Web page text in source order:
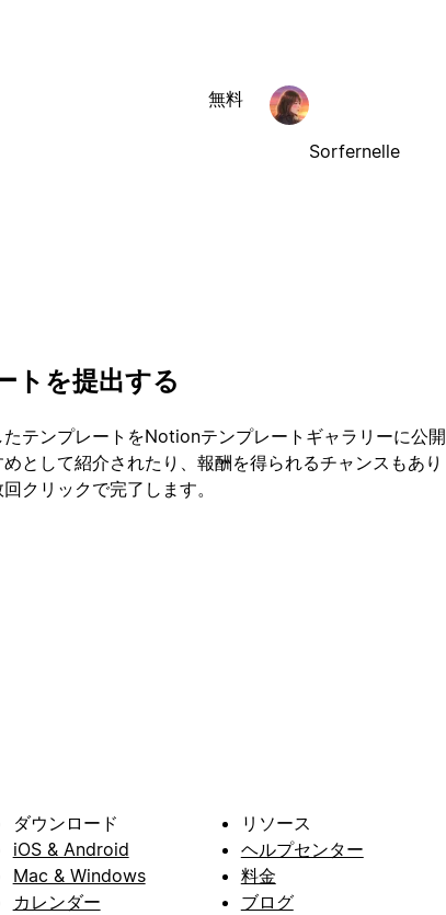
無料
Sorfernelle
トを提出する
たテンプレートをNotionテンプレートギャラリーに公開
として紹介されたり、報酬を得られるチャンスもあり
クリックで完了します。
ダウンロード
iOS & Android
Mac & Windows
カレンダー
リソース
ヘルプセンター
料金
ブログ